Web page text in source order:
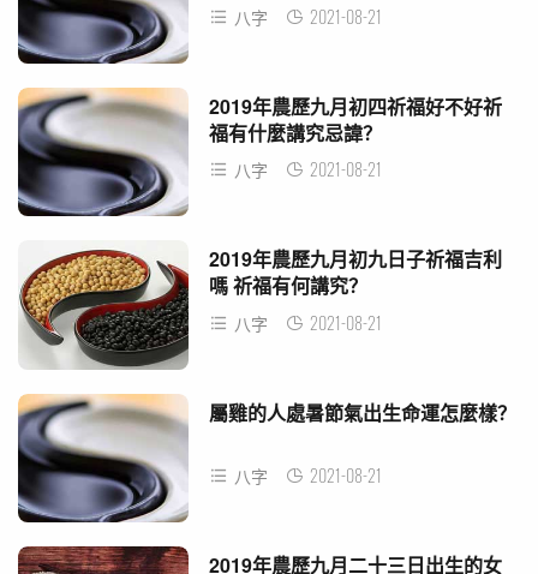
八字 2021-08-21
2019年農歷九月初四祈福好不好祈
福有什麼講究忌諱？
八字 2021-08-21
2019年農歷九月初九日子祈福吉利
嗎 祈福有何講究？
八字 2021-08-21
屬雞的人處暑節氣出生命運怎麼樣？
八字 2021-08-21
2019年農歷九月二十三日出生的女